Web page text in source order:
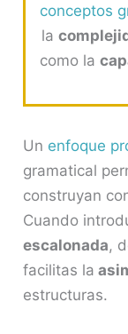
conceptos
la
como la
Un enfoque
gramatical
construyan
Cuando
escalonada,
facilitas la
estructuras.